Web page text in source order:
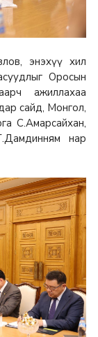
энэхүү хил
Оросын
ажиллахаа
сайд, Монгол,
С.Амарсайхан,
нар